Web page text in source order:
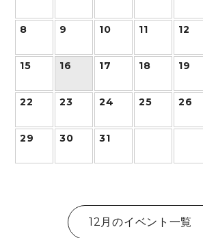
8 9 10 11 12
15 16 17 18 19
22 23 24 25 26
29 30 31
12月のイベント一覧